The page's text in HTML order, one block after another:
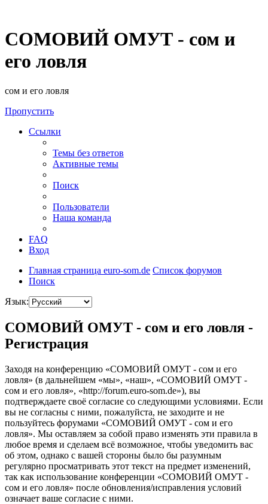
СОМОВИЙ ОМУТ - сом и
его ловля
сом и его ловля
Пропустить
Ссылки
Темы без ответов
Активные темы
Поиск
Пользователи
Наша команда
FAQ
Вход
Главная страница euro-som.de Список форумов
Поиск
Язык:
СОМОВИЙ ОМУТ - сом и его ловля -
Регистрация
Заходя на конференцию «СОМОВИЙ ОМУТ - сом и его
ловля» (в дальнейшем «мы», «наш», «СОМОВИЙ ОМУТ -
сом и его ловля», «http://forum.euro-som.de»), вы
подтверждаете своё согласие со следующими условиями. Если
вы не согласны с ними, пожалуйста, не заходите и не
пользуйтесь форумами «СОМОВИЙ ОМУТ - сом и его
ловля». Мы оставляем за собой право изменять эти правила в
любое время и сделаем всё возможное, чтобы уведомить вас
об этом, однако с вашей стороны было бы разумным
регулярно просматривать этот текст на предмет изменений,
так как использование конференции «СОМОВИЙ ОМУТ -
сом и его ловля» после обновления/исправления условий
означает ваше согласие с ними.